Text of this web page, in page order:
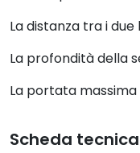
La distanza tra i
La profondità della
La portata massima
Scheda tecnica